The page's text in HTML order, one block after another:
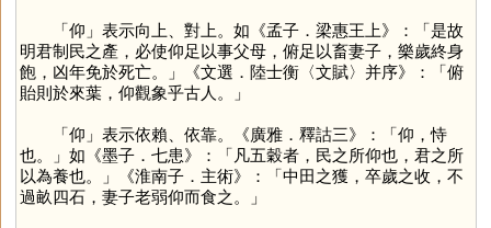
「仰 」表示向上、對上。如《孟子．梁惠王上》：「是故
明君制民之產，必使仰足以事父母，俯足以畜妻子，樂歲終身
飽，凶年免於死亡。」《文選．陸士衡〈文賦〉并序》：「俯
貽則於來葉，仰觀象乎古人。」
「仰 」表示依賴、依靠。《廣雅．釋詁三》：「仰，恃
也。」如《墨子．七患》：「凡五穀者，民之所仰也，君之所
以為養也。」《淮南子．主術》：「中田之獲，卒歲之收，不
過畝四石，妻子老弱仰而食之。」